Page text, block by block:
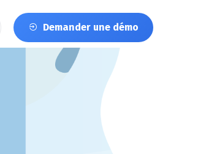
Demander une démo